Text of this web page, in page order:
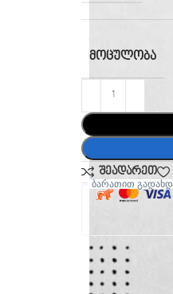
ᲛᲝᲪᲣᲚᲝᲑᲐ
შეადარეთ
ბარათით